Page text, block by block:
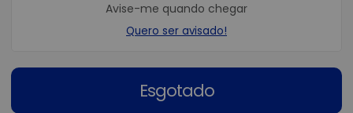
Esgotado
Avise-me quando chegar
Quero ser avisado!